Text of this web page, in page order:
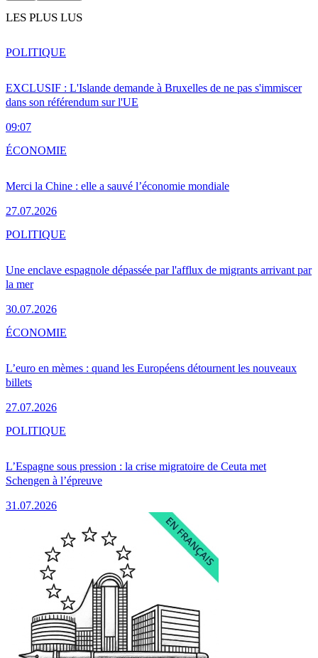
LES PLUS LUS
EXCLUSIF : L'Islande demande à Bruxelles de ne pas s'immiscer
dans son référendum sur l'UE
09:07
POLITIQUE
Merci la Chine : elle a sauvé l’économie mondiale
27.07.2026
ÉCONOMIE
Une enclave espagnole dépassée par l'afflux de migrants arrivant par
la mer
30.07.2026
POLITIQUE
L’euro en mèmes : quand les Européens détournent les nouveaux
billets
27.07.2026
ÉCONOMIE
L’Espagne sous pression : la crise migratoire de Ceuta met
Schengen à l’épreuve
31.07.2026
POLITIQUE